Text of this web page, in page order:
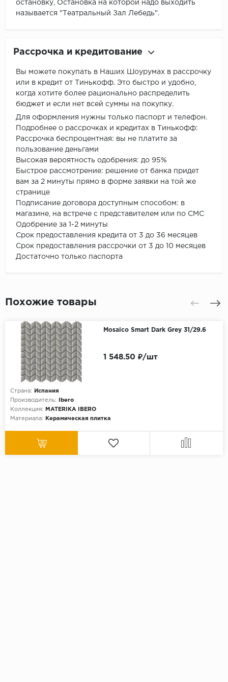
остановку, Остановка на которой надо выходить
называется "Театральный Зал Лебедь".
Рассрочка и кредитование
Вы можете покупать в Наших Шоурумах в рассрочку
или в кредит от Тинькофф. Это быстро и удобно,
когда хотите более рационально распределить
бюджет и если нет всей суммы на покупку.
Для оформления нужны только паспорт и телефон.
Подробнее о рассрочках и кредитах в Тинькофф:
Рассрочка беспроцентная: вы не платите за
пользование деньгами
Высокая вероятность одобрения: до 95%
Быстрое рассмотрение: решение от банка придет
вам за 2 минуты прямо в форме заявки на той же
странице
Подписание договора доступным способом: в
магазине, на встрече с представителем или по СМС
Одобрение за 1-2 минуты
Срок предоставления кредита от 3 до 36 месяцев
Срок предоставления рассрочки от 3 до 10 месяцев
Достаточно только паспорта
Похожие товары
Mosaico Smart Dark Grey 31/29.6
Страна:
Испания
Производитель:
Ibero
Коллекция:
MATERIKA IBERO
Материала:
Керамическая плитка
1 548.50 ₽/шт